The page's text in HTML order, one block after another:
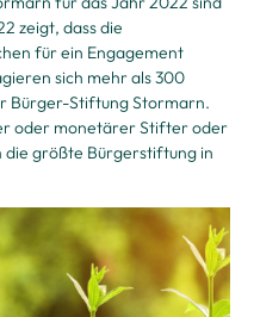
zeigt, dass die
für ein Engagement
sich mehr als 300
Bürger-Stiftung Stormarn.
oder monetärer Stifter oder
größte Bürgerstiftung in